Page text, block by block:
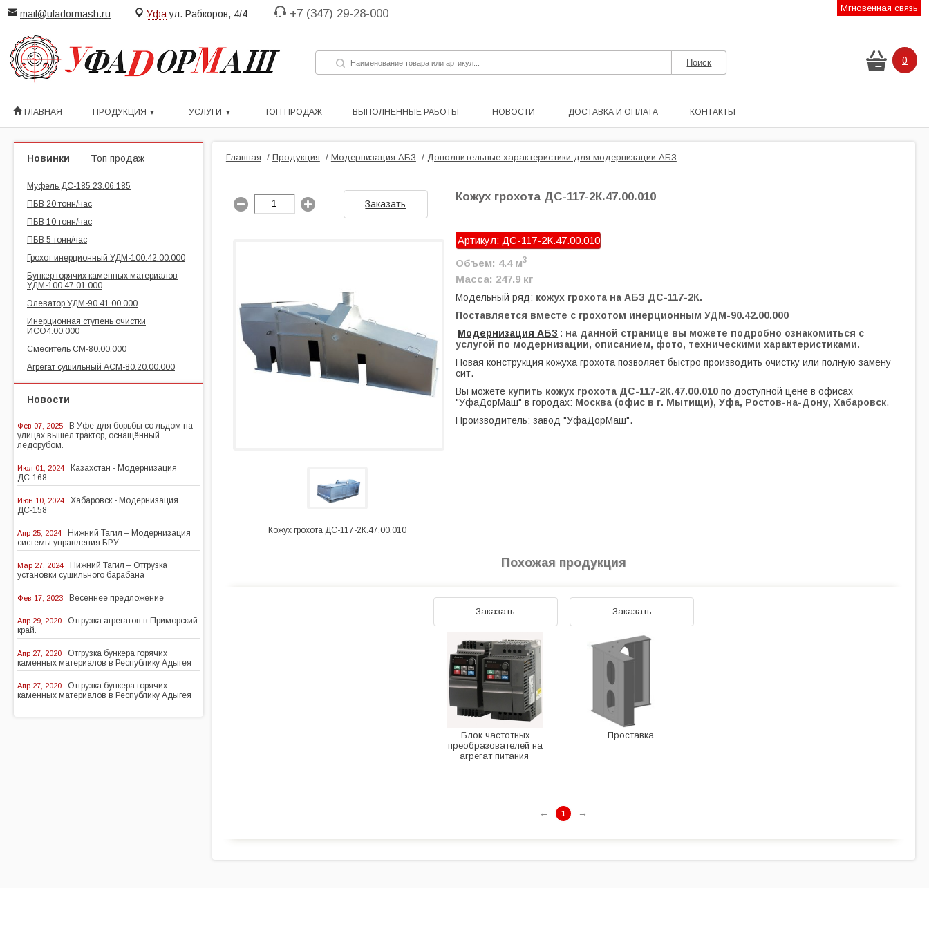
mail@ufadormash.ru Уфа ул. Рабкоров, 4/4 +7 (347) 29-28-000 Мгновенная связь
0
ГЛАВНАЯ ПРОДУКЦИЯ УСЛУГИ ТОП ПРОДАЖ ВЫПОЛНЕННЫЕ РАБОТЫ НОВОСТИ ДОСТАВКА И ОПЛАТА КОНТАКТЫ
Новинки Топ продаж
Муфель ДС-185 23.06.185
ПБВ 20 тонн/час
ПБВ 10 тонн/час
ПБВ 5 тонн/час
Грохот инерционный УДМ-100.42.00.000
Бункер горячих каменных материалов
УДМ-100.47.01.000
Элеватор УДМ-90.41.00.000
Инерционная ступень очистки
ИСО4.00.000
Смеситель СМ-80.00.000
Агрегат сушильный АСМ-80.20.00.000
Новости
Фев 07, 2025
В Уфе для борьбы со льдом на
улицах вышел трактор, оснащённый
ледорубом.
Июл 01, 2024
Казахстан - Модернизация
ДС-168
Июн 10, 2024
Хабаровск - Модернизация
ДС-158
Апр 25, 2024
Нижний Тагил – Модернизация
системы управления БРУ
Мар 27, 2024
Нижний Тагил – Отгрузка
установки сушильного барабана
Фев 17, 2023 Весеннее предложение
Апр 29, 2020
Отгрузка агрегатов в Приморский
край.
Апр 27, 2020
Отгрузка бункера горячих
каменных материалов в Республику Адыгея
Апр 27, 2020
Отгрузка бункера горячих
каменных материалов в Республику Адыгея
Главная / Продукция / Модернизация АБЗ / Дополнительные характеристики для модернизации АБЗ
Заказать
Кожух грохота ДС-117-2К.47.00.010
Кожух грохота ДС-117-2К.47.00.010
Артикул: ДС-117-2К.47.00.010
Объем: 4.4 м3
Масса: 247.9 кг
Модельный ряд: кожух грохота на АБЗ ДС-117-2К.
Поставляется вместе с грохотом инерционнымУДМ-90.42.00.000
Модернизация АБЗ : на данной странице вы можете подробно ознакомиться с
услугой по модернизации, описанием, фото, техническими характеристиками.
Новая конструкция кожуха грохота позволяет быстро производить очистку или полную замену
сит.
Вы можете купить кожух грохота ДС-117-2К.47.00.010 по доступной цене в офисах
"УфаДорМаш" в городах: Москва (офис в г. Мытищи), Уфа, Ростов-на-Дону, Хабаровск.
Производитель: завод "УфаДорМаш".
Похожая продукция
Заказать
Блок частотных
преобразователей на
агрегат питания
Заказать
Проставка
← 1 →